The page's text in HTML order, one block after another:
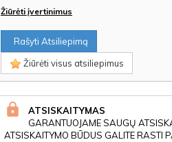
Žiūrėti įvertinimus
Rašyti Atsiliepimą
Žiūrėti visus atsiliepimus
ATSISKAITYMAS
GARANTUOJAME SAUGŲ
ATSISKAITYMO BŪDUS GALITE RASTI